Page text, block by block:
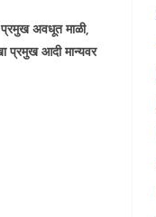
अवधूत माळी,
प्रमुख आदी मान्यवर